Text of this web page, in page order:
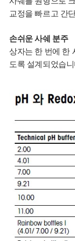
교정을 빠르고 간
손쉬운 사쉐 분주
상자는 한 번에 한
도록 설계되었습